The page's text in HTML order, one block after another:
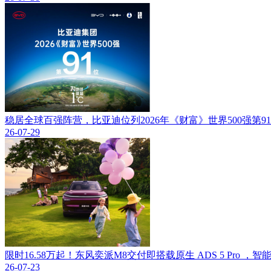
稳居全球百强阵营，比亚迪位列2026年《财富》世界500强第
26-07-29
限时16.58万起！东风奕派M8交付即搭载原生 ADS 5 Pro ，智
26-07-23